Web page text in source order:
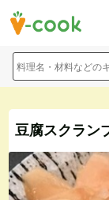
料理名・材料などの
豆腐スクラン